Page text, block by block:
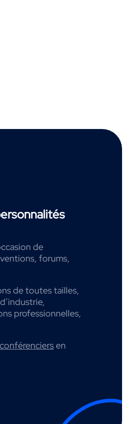
de
forums,
de toutes tailles,
professionnelles,
en